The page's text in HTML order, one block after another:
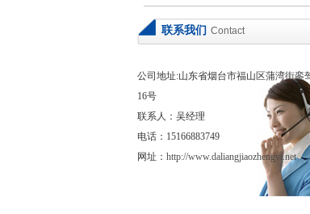
联系我们 Contact
公司地址:山东省烟台市福山区蒲湾街銮
16号
联系人：吴经理
电话：15166883749
网址： http://www.daliangjiaozhengyi.net